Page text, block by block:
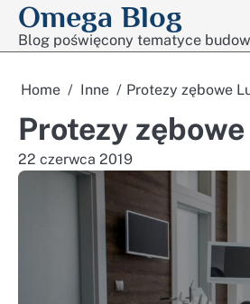
Skip
content
Omega Blog
Blog poświęcony tematyce
Home Inne Protezy zębowe
Protezy
22 czerwca 2019